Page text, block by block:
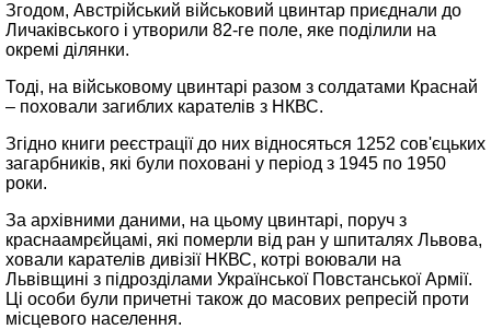
Згодом, Австрійський військовий цвинтар приєднали до
Личаківського і утворили 82-ге поле, яке поділили на
окремі ділянки.
Тоді, на військовому цвинтарі разом з солдатами Краснай
– поховали загиблих карателів з НКВС.
Згідно книги реєстрації до них відносяться 1252 сов'єцьких
загарбників, які були поховані у період з 1945 по 1950
роки.
За архівними даними, на цьому цвинтарі, поруч з
краснаамрєйцамі, які померли від ран у шпиталях Львова,
ховали карателів дивізії НКВС, котрі воювали на
Львівщині з підрозділами Української Повстанської Армії.
Ці особи були причетні також до масових репресій проти
місцевого населення.